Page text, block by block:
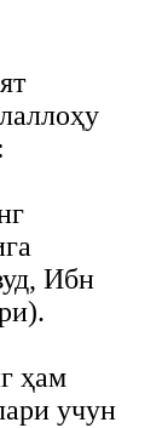
Ибн
ҳам
учун